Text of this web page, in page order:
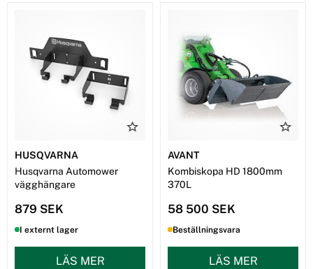
HUSQVARNA
Husqvarna Automower
vägghängare
879 SEK
I externt lager
LÄS MER
AVANT
Kombiskopa HD 1800mm
370L
58 500 SEK
Beställningsvara
LÄS MER